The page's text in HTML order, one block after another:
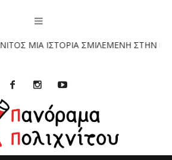
ΣΜΙΛΕΜΕΝΗ ΣΤΗΝ ΠΕΤΡΑ”